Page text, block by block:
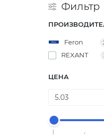
Фильтр
Feron
REXANT
ЦЕНА